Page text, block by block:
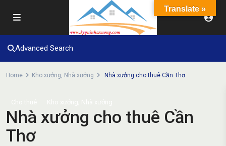
Advanced Search
Home Kho xưởng, Nhà xưởng Nhà xưởng cho thuê Cần Thơ
Nhà xưởng cho thuê Cần
Thơ
Translate »